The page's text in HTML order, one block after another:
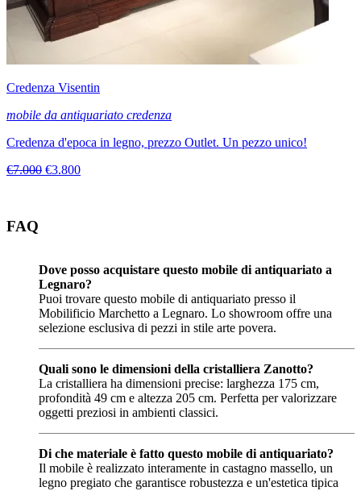
Credenza Visentin
mobile da antiquariato credenza
Credenza d'epoca in legno, prezzo Outlet. Un pezzo unico!
€7.000 €3.800
FAQ
Dove posso acquistare questo mobile di antiquariato a
Legnaro?
Puoi trovare questo mobile di antiquariato presso il
Mobilificio Marchetto a Legnaro. Lo showroom offre una
selezione esclusiva di pezzi in stile arte povera.
Quali sono le dimensioni della cristalliera Zanotto?
La cristalliera ha dimensioni precise: larghezza 175 cm,
profondità 49 cm e altezza 205 cm. Perfetta per valorizzare
oggetti preziosi in ambienti classici.
Di che materiale è fatto questo mobile di antiquariato?
Il mobile è realizzato interamente in castagno massello, un
legno pregiato che garantisce robustezza e un'estetica tipica